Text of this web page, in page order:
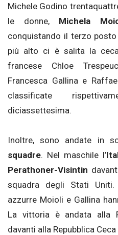
Michele Godino
le donne, Michela
conquistando il terzo
più alto ci è salita la
francese Chloe
Francesca Gallina e
classificate
diciassettesima.
Inoltre, sono andate in
squadre. Nel maschile l’
Perathoner-Visintin
squadra degli Stati
azzurre Moioli e Gallina
La vittoria è andata alla
davanti alla Repubblica Ceca